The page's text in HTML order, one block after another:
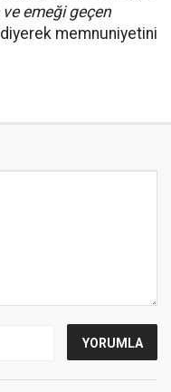
emeği geçen
memnuniyetini